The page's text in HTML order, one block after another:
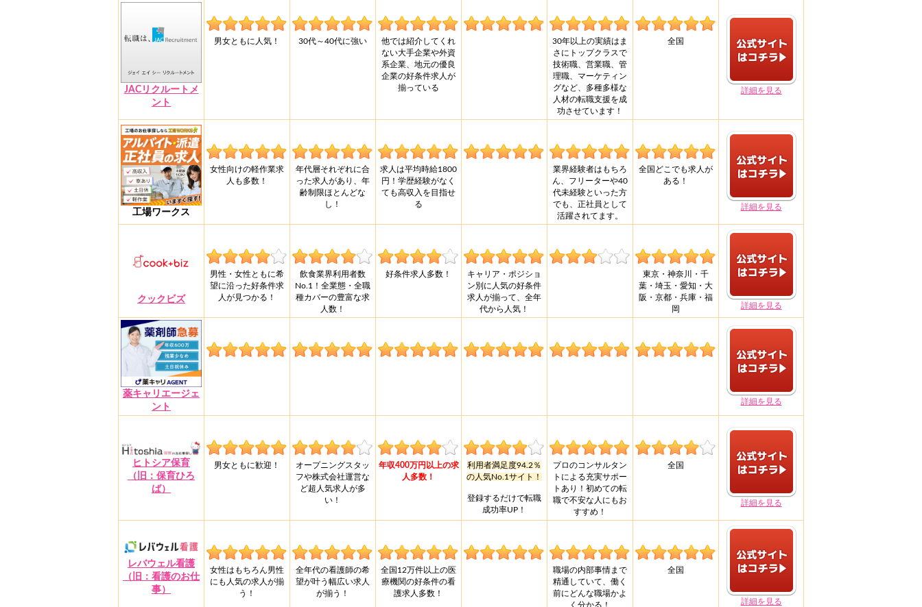
JACリクルートメ
ント
男女ともに人気！ 30代～40代に強い
他では紹介してくれ
ない大手企業や外資
系企業、地元の優良
企業の好条件求人が
揃っている
30年以上の実績はま
さにトップクラスで
技術職、営業職、管
理職、マーケティン
グなど、多種多様な
人材の転職支援を成
功させています！
全国
詳細を見る
工場ワークス
女性向けの軽作業求
人も多数！
年代層それぞれに合
った求人があり、年
齢制限ほとんどな
し！
求人は平均時給1800
円！学歴経験がなく
ても高収入を目指せ
る
業界経験者はもちろ
ん、フリーターや40
代未経験といった方
でも、正社員として
活躍されてます。
全国どこでも求人が
ある！
詳細を見る
クックビズ
男性・女性ともに希
望に沿った好条件求
人が見つかる！
飲食業界利用者数
No.1！全業態・全職
種カバーの豊富な求
人数！
好条件求人多数！
キャリア・ポジショ
ン別に人気の好条件
求人が揃って、全年
代から人気！
東京・神奈川・千
葉・埼玉・愛知・大
阪・京都・兵庫・福
岡
詳細を見る
薬キャリエージェ
ント
詳細を見る
ヒトシア保育
（旧：保育ひろ
ば）
男女ともに歓迎！
オープニングスタッ
フや株式会社運営な
ど超人気求人が多
い！
年収400万円以上の求
人多数！
利用者満足度94.2％
の人気No.1サイト！
登録するだけで転職
成功率UP！
プロのコンサルタン
トによる充実サポー
トあり！初めての転
職で不安な人にもお
すすめ！
全国
詳細を見る
レバウェル看護
（旧：看護のお仕
事）
女性はもちろん男性
にも人気の求人が揃
う！
全年代の看護師の希
望が叶う幅広い求人
が揃う！
全国12万件以上の医
療機関の好条件の看
護求人多数！
職場の内部事情まで
精通していて、働く
前にどんな職場かよ
く分かる！
全国
詳細を見る